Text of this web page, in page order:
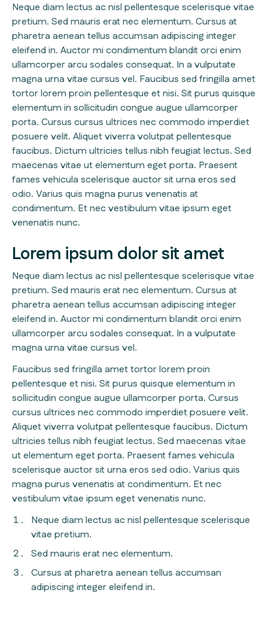
Neque diam lectus ac nisl pellentesque scelerisque vitae
pretium. Sed mauris erat nec elementum. Cursus at
pharetra aenean tellus accumsan adipiscing integer
eleifend in. Auctor mi condimentum blandit orci enim
ullamcorper arcu sodales consequat. In a vulputate
magna urna vitae cursus vel. Faucibus sed fringilla amet
tortor lorem proin pellentesque et nisi. Sit purus quisque
elementum in sollicitudin congue augue ullamcorper
porta. Cursus cursus ultrices nec commodo imperdiet
posuere velit. Aliquet viverra volutpat pellentesque
faucibus. Dictum ultricies tellus nibh feugiat lectus. Sed
maecenas vitae ut elementum eget porta. Praesent
fames vehicula scelerisque auctor sit urna eros sed
odio. Varius quis magna purus venenatis at
condimentum. Et nec vestibulum vitae ipsum eget
venenatis nunc.
Lorem ipsum dolor sit amet
Neque diam lectus ac nisl pellentesque scelerisque vitae
pretium. Sed mauris erat nec elementum. Cursus at
pharetra aenean tellus accumsan adipiscing integer
eleifend in. Auctor mi condimentum blandit orci enim
ullamcorper arcu sodales consequat. In a vulputate
magna urna vitae cursus vel.
Faucibus sed fringilla amet tortor lorem proin
pellentesque et nisi. Sit purus quisque elementum in
sollicitudin congue augue ullamcorper porta. Cursus
cursus ultrices nec commodo imperdiet posuere velit.
Aliquet viverra volutpat pellentesque faucibus. Dictum
ultricies tellus nibh feugiat lectus. Sed maecenas vitae
ut elementum eget porta. Praesent fames vehicula
scelerisque auctor sit urna eros sed odio. Varius quis
magna purus venenatis at condimentum. Et nec
vestibulum vitae ipsum eget venenatis nunc.
Neque diam lectus ac nisl pellentesque scelerisque
vitae pretium.
Sed mauris erat nec elementum.
Cursus at pharetra aenean tellus accumsan
adipiscing integer eleifend in.